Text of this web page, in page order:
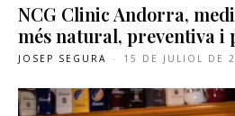
NCG Clinic Andorra,
més natural, preventiva i
JOSEP SEGURA - 15 DE JULIOL DE